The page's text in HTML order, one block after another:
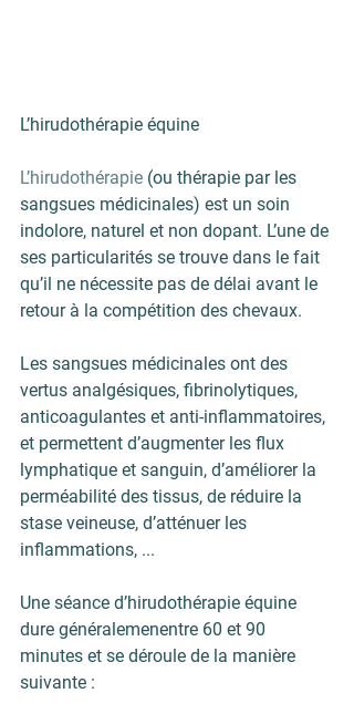
L’hirudothérapie équine
L’hirudothérapie (ou thérapie par les
sangsues médicinales) est un soin
indolore, naturel et non dopant. L’une de
ses particularités se trouve dans le fait
qu’il ne nécessite pas de délai avant le
retour à la compétition des chevaux.
Les sangsues médicinales ont des
vertus analgésiques, fibrinolytiques,
anticoagulantes et anti-inflammatoires,
et permettent d’augmenter les flux
lymphatique et sanguin, d’améliorer la
perméabilité des tissus, de réduire la
stase veineuse, d’atténuer les
inflammations, ...
Une séance d’hirudothérapie équine
dure généralemenentre 60 et 90
minutes et se déroule de la manière
suivante :